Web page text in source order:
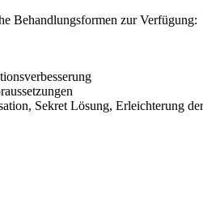
Behandlungsformen zur Verfügung:
Sekret Lösung, Erleichterung